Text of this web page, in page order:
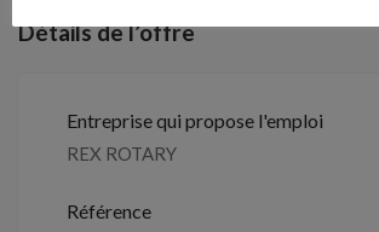
Détails de l’offre
Entreprise qui propose l'emploi
REX ROTARY
Référence